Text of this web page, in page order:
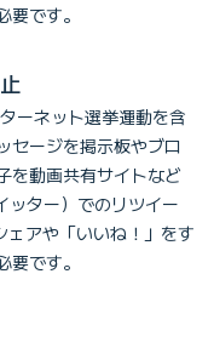
です。
ーネット選挙運動を含
セージを掲示板やブロ
を動画共有サイトなど
ター）でのリツイー
アや「いいね！」をす
です。